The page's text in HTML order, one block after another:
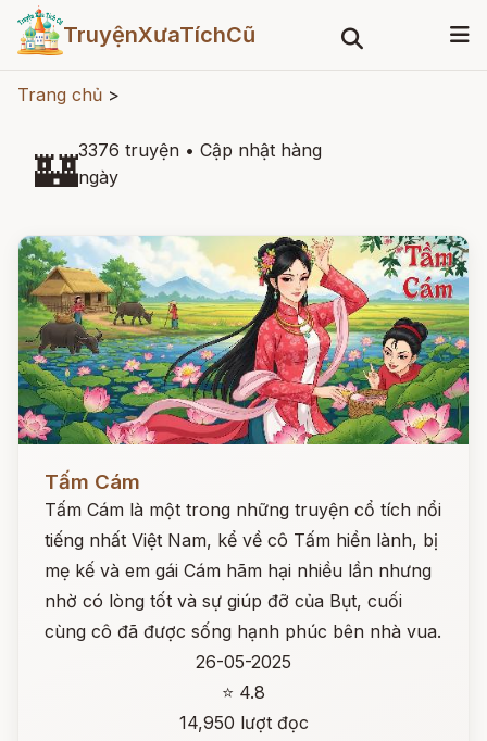
TruyệnXưaTíchCũ
Trang chủ >
🏰3376 truyện • Cập nhật hàng
ngày
Đọc ngay
Tấm Cám
Tấm Cám là một trong những truyện cổ tích nổi
tiếng nhất Việt Nam, kể về cô Tấm hiền lành, bị
mẹ kế và em gái Cám hãm hại nhiều lần nhưng
nhờ có lòng tốt và sự giúp đỡ của Bụt, cuối
cùng cô đã được sống hạnh phúc bên nhà vua.
26-05-2025
⭐ 4.8
14,950 lượt đọc